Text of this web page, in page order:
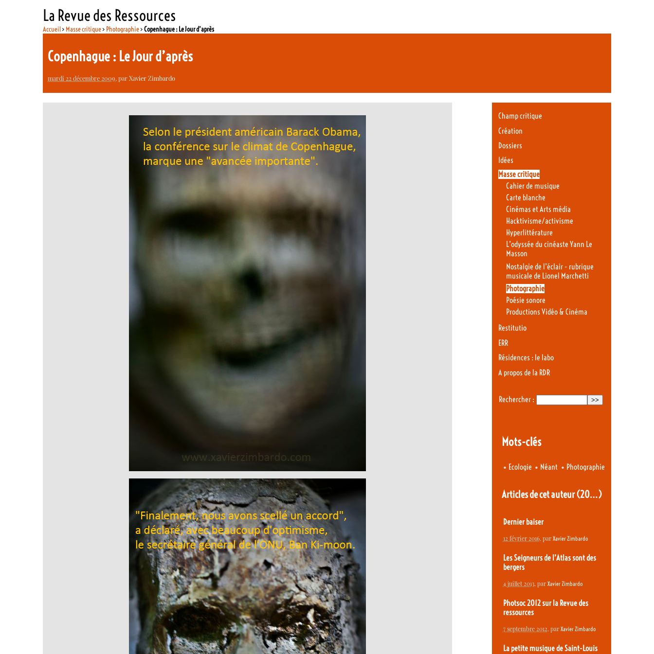
La Revue des Ressources
Accueil> Masse critique> Photographie>Copenhague : Le Jour d’après
Copenhague : Le Jour d’après
mardi 22 décembre 2009, parXavier Zimbardo
Champ critique
Création
Dossiers
Idées
Masse critique
Cahier de musique
Carte blanche
Cinémas et Arts média
Hacktivisme/activisme
Hyperlittérature
L’odyssée du cinéaste Yann Le
Masson
Nostalgie de l’éclair - rubrique
musicale de Lionel Marchetti
Photographie
Poésie sonore
Productions Vidéo & Cinéma
Restitutio
ERR
Résidences : le labo
A propos de la RDR
Rechercher :
Mots-clés
• Ecologie • Néant • Photographie
Articles de cet auteur(20…)
Dernier baiser
12 février 2016, par Xavier Zimbardo
Les Seigneurs de l’Atlas sont des
bergers
4 juillet 2013, par Xavier Zimbardo
Photsoc 2012 sur la Revue des
ressources
7 septembre 2012, par Xavier Zimbardo
La petite musique de Saint-Louis